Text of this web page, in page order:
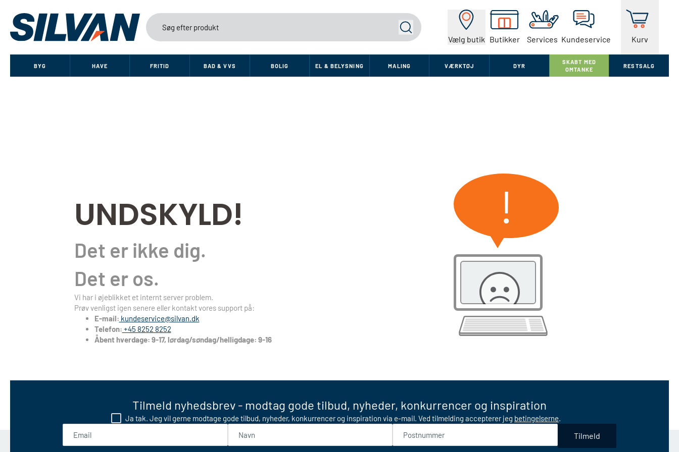
Vælg butik Butikker Services Kundeservice Kurv
Søg
BYG HAVE FRITID BAD & VVS BOLIG EL & BELYSNING MALING VÆRKTØJ DYR
SKABT MED
OMTANKE
RESTSALG
UNDSKYLD!
Det er ikke dig.
Det er os.
Vi har i øjeblikket et internt server problem.
Prøv venligst igen senere eller kontakt vores support på:
E-mail: kundeservice@silvan.dk
Telefon: +45 8252 8252
Åbent hverdage: 9-17, lørdag/søndag/helligdage: 9-16
!
Tilmeld nyhedsbrev - modtag gode tilbud, nyheder, konkurrencer og inspiration
Ja tak. Jeg vil gerne modtage gode tilbud, nyheder, konkurrencer og inspiration via e-mail. Ved tilmelding accepterer jeg betingelserne.
Tilmeld